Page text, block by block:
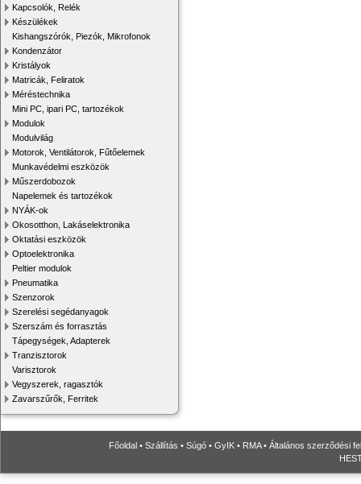
Kapcsolók, Relék
Készülékek
Kishangszórók, Piezók, Mikrofonok
Kondenzátor
Kristályok
Matricák, Feliratok
Méréstechnika
Mini PC, ipari PC, tartozékok
Modulok
Modulvilág
Motorok, Ventilátorok, Fűtőelemek
Munkavédelmi eszközök
Műszerdobozok
Napelemek és tartozékok
NYÁK-ok
Okosotthon, Lakáselektronika
Oktatási eszközök
Optoelektronika
Peltier modulok
Pneumatika
Szenzorok
Szerelési segédanyagok
Szerszám és forrasztás
Tápegységek, Adapterek
Tranzisztorok
Varisztorok
Vegyszerek, ragasztók
Zavarszűrők, Ferritek
Főoldal • Szállítás • Súgó • GyIK • RMA• Általános szerződési